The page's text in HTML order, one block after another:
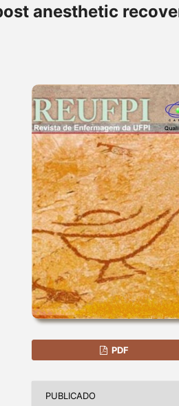
anesthetic
PDF
PUBLICADO